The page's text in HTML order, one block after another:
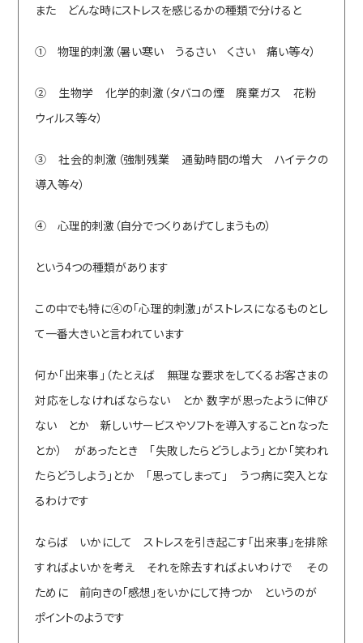
また どんな時にストレスを感じるかの種類で分けると
① 物理的刺激（暑い寒い うるさい くさい 痛い等々）
② 生物学 化学的刺激（タバコの煙 廃棄ガス 花粉
ウィルス等々）
③ 社会的刺激（強制残業 通勤時間の増大 ハイテクの
導入等々）
④ 心理的刺激（自分でつくりあげてしまうもの）
という4つの種類があります
この中でも特に④の「心理的刺激」がストレスになるものとし
て一番大きいと言われています
何か「出来事」（たとえば 無理な要求をしてくるお客さまの
対応をしなければならない とか 数字が思ったように伸び
ない とか 新しいサービスやソフトを導入することｎなった
とか） があったとき 「失敗したらどうしよう」とか「笑われ
たらどうしよう」とか 「思ってしまって」 うつ病に突入とな
るわけです
ならば いかにして ストレスを引き起こす「出来事」を排除
すればよいかを考え それを除去すればよいわけで その
ために 前向きの「感想」をいかにして持つか というのが
ポイントのようです